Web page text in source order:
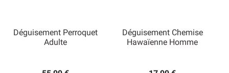
Déguisement Perroquet
Adulte
Déguisement Chemise
Hawaïenne Homme